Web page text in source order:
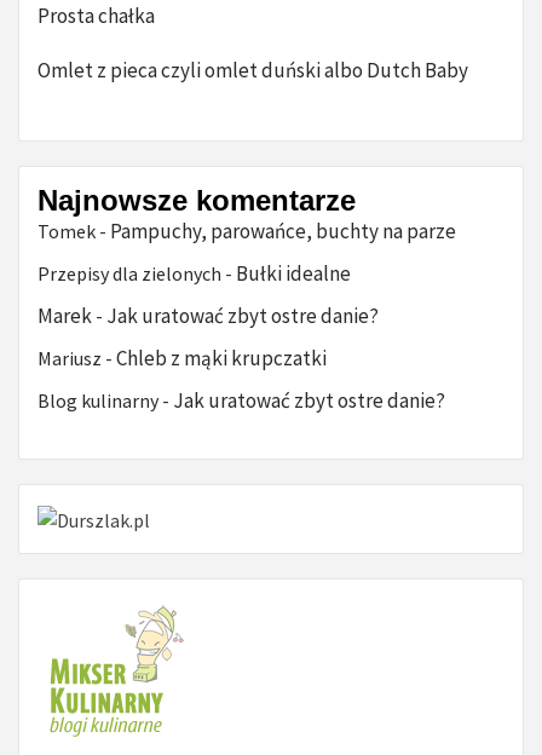
Prosta chałka
Omlet z pieca czyli omlet duński albo Dutch Baby
Najnowsze komentarze
Tomek - Pampuchy, parowańce, buchty na parze
Przepisy dla zielonych - Bułki idealne
Marek - Jak uratować zbyt ostre danie?
Mariusz - Chleb z mąki krupczatki
Blog kulinarny- Jak uratować zbyt ostre danie?